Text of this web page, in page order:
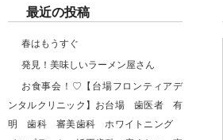
最近の投稿
春はもうすぐ
発見！美味しいラーメン屋さん
お食事会！♡【台場フロンティアデ
ンタルクリニック】お台場 歯医者 有
明 歯科 審美歯科 ホワイトニング